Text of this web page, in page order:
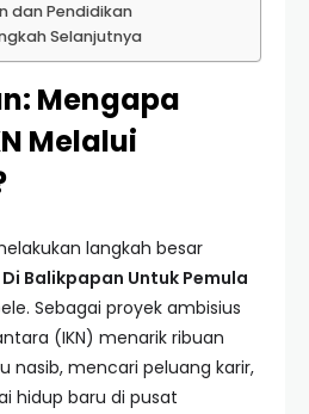
dan Pendidikan
Selanjutnya
Mengapa
Melalui
langkah besar
Di Balikpapan Untuk Pemula
Sebagai proyek ambisius
(IKN) menarik ribuan
nasib, mencari peluang karir,
hidup baru di pusat